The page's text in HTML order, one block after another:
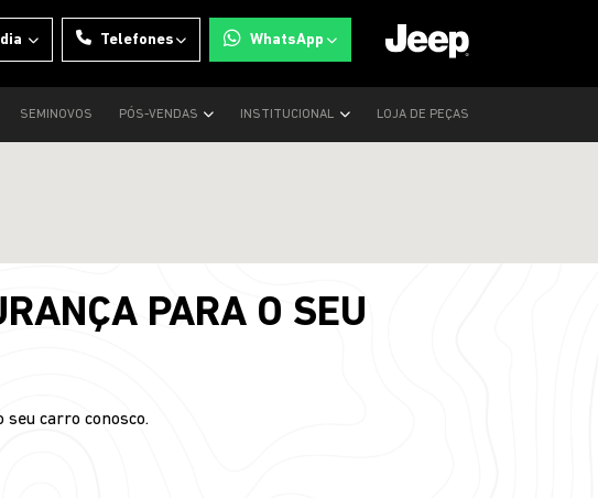
Telefones WhatsApp
SEMINOVOS PÓS-VENDAS INSTITUCIONAL LOJA DE PEÇAS
PARA O SEU
carro conosco.